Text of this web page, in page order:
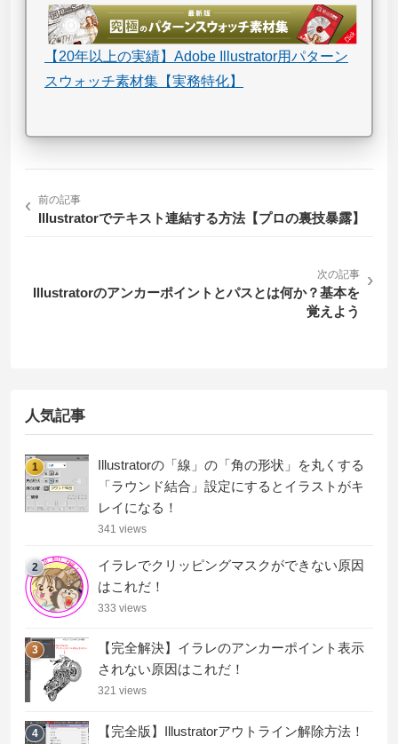
【20年以上の実績】Adobe Illustrator用パターン
スウォッチ素材集【実務特化】
‹ 前の記事
Illustratorでテキスト連結する方法【プロの裏技暴露】
次の記事
Illustratorのアンカーポイントとパスとは何か？基本を
覚えよう
›
人気記事
1
Illustratorの「線」の「角の形状」を丸くする
「ラウンド結合」設定にするとイラストがキ
レイになる！
341 views
2
イラレでクリッピングマスクができない原因
はこれだ！
333 views
3
【完全解決】イラレのアンカーポイント表示
されない原因はこれだ！
321 views
4
【完全版】Illustratorアウトライン解除方法！